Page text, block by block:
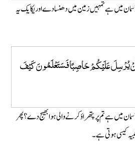
میں ہے تمہیں زمین میں دھنسا دے اور یکایک یہ
يُرْسِلَ عَلَيْكُمْ حَاصِبًا فَسَتَعْلَمُونَ كَيْفَ
میں ہے تم پر پتھراوٴ کرنے والی ہوا بھیج دے؟ پھر
کیسی ہوتی ہے۔